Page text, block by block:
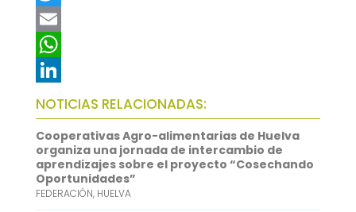
a
c
e
b
o
o
k
T
w
t
t
e
r
E
m
a
i
l
W
h
a
t
s
A
L
i
n
k
e
NOTICIAS RELACIONADAS:
Cooperativas Agro-alimentarias de Huelva
organiza una jornada de intercambio de
aprendizajes sobre el proyecto “Cosechando
Oportunidades”
FEDERACIÓN, HUELVA